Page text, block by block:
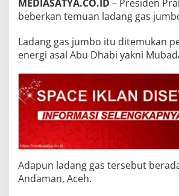
MEDIASATYA.CO.ID – Presiden
beberkan temuan ladang gas
Ladang gas jumbo itu ditemukan
energi asal Abu Dhabi yakni
Adapun ladang gas tersebut
Andaman, Aceh.